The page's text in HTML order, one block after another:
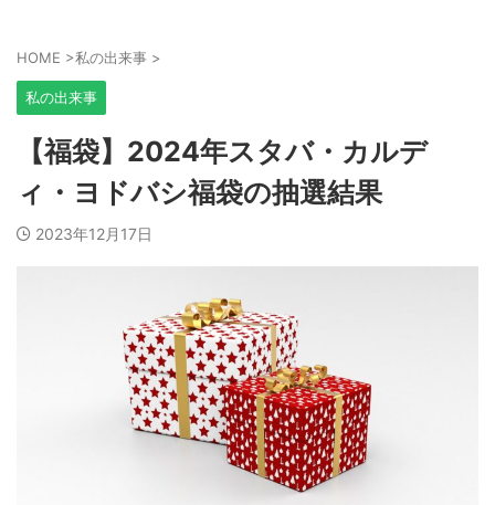
HOME >私の出来事 >
私の出来事
【福袋】2024年スタバ・カルデ
ィ・ヨドバシ福袋の抽選結果
2023年12月17日